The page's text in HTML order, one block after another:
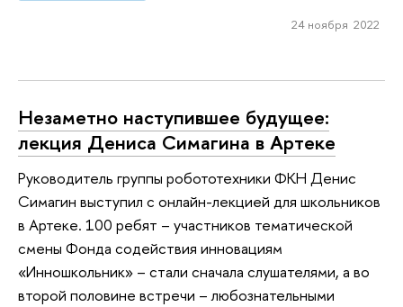
24 ноября 2022
Незаметно наступившее будущее:
лекция Дениса Симагина в Артеке
Руководитель группы робототехники ФКН Денис
Симагин выступил с онлайн-лекцией для школьников
в Артеке. 100 ребят – участников тематической
смены Фонда содействия инновациям
«Инношкольник» – стали сначала слушателями, а во
второй половине встречи – любознательными